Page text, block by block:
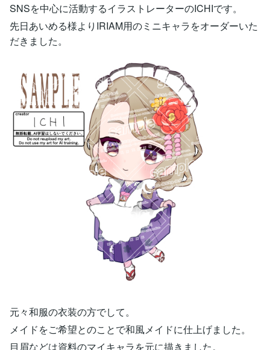
SNSを中心に活動するイラストレーターのICHIです。
先日あいめる様よりIRIAM用のミニキャラをオーダーいた
だきました。
元々和服の衣装の方でして。
メイドをご希望とのことで和風メイドに仕上げました。
目眉などは資料のマイキャラを元に描きました。